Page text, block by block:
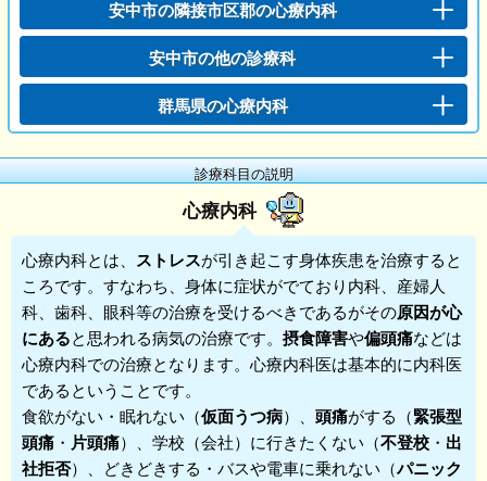
安中市の隣接市区郡の心療内科
安中市の他の診療科
群馬県の心療内科
診療科目の説明
心療内科
心療内科とは、 ストレスが引き起こす身体疾患を治療すると
ころです。すなわち、身体に症状がでており内科、産婦人
科、歯科、眼科等の治療を受けるべきであるがその原因が心
にあると思われる病気の治療です。 摂食障害や偏頭痛などは
心療内科での治療となります。心療内科医は基本的に内科医
であるということです。
食欲がない・眠れない（仮面うつ病）、 頭痛がする（緊張型
頭痛 ・ 片頭痛）、学校（会社）に行きたくない（不登校 ・ 出
社拒否）、どきどきする・バスや電車に乗れない（パニック